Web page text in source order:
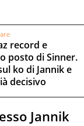
record e
posto di Sinner.
ko di Jannik e
decisivo
Jannik